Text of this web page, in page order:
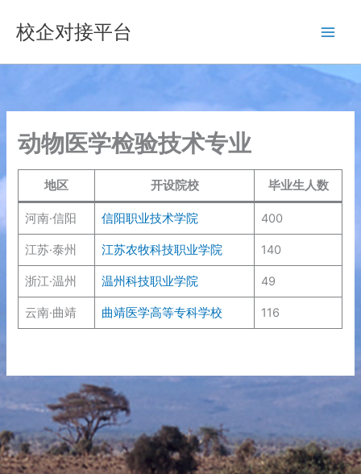
容
校企对接平台
动物医学检验技术专业
地区 开设院校 毕业生人数
河南·信阳 信阳职业技术学院 400
江苏·泰州 江苏农牧科技职业学院 140
浙江·温州 温州科技职业学院 49
云南·曲靖 曲靖医学高等专科学校 116